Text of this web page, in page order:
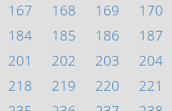
167 168 169 170
184 185 186 187
201 202 203 204
218 219 220 221